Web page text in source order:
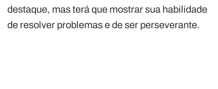
destaque, mas terá que mostrar sua habilidade
de resolver problemas e de ser perseverante.